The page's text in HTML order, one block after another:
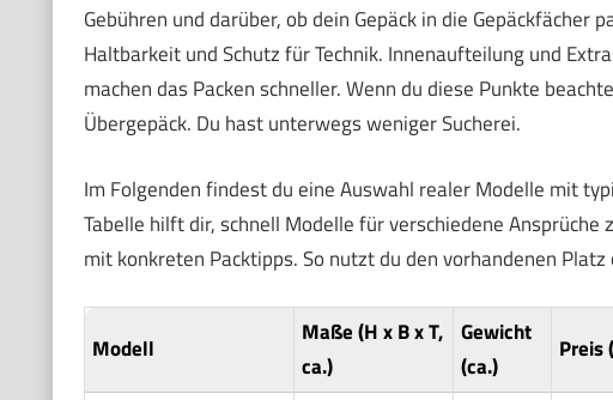
Gebühren und darüber, ob dein Gepäck in die
Haltbarkeit und Schutz für Technik. Innenaufteilung und
machen das Packen schneller. Wenn du diese Punkte
Übergepäck. Du hast unterwegs weniger Sucherei.
Im Folgenden findest du eine Auswahl realer Modelle mit
Tabelle hilft dir, schnell Modelle für verschiedene
mit konkreten Packtipps. So nutzt du den vorhandenen
Modell
Maße (H x B x T,
ca.)
Gewicht
(ca.)
Preis